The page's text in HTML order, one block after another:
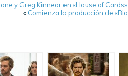
y Greg Kinnear en «House of
« Comienza la producción de